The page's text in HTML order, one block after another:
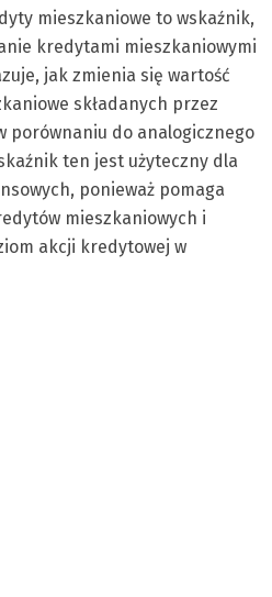
mieszkaniowe to wskaźnik,
kredytami mieszkaniowymi
jak zmienia się wartość
składanych przez
porównaniu do analogicznego
ten jest użyteczny dla
ponieważ pomaga
mieszkaniowych i
akcji kredytowej w